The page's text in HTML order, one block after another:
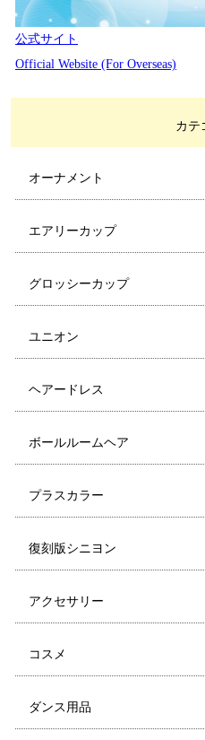
公式サイト
Official Website (For Overseas)
カテ
オーナメント
エアリーカップ
グロッシーカップ
ユニオン
ヘアードレス
ボールルームヘア
プラスカラー
復刻版シニヨン
アクセサリー
コスメ
ダンス用品